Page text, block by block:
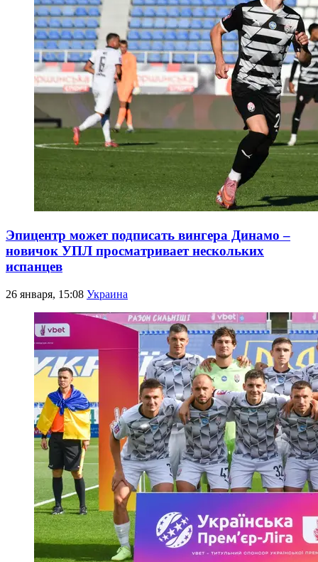
Эпицентр может подписать вингера Динамо –
новичок УПЛ просматривает нескольких
испанцев
26 января, 15:08 Украина